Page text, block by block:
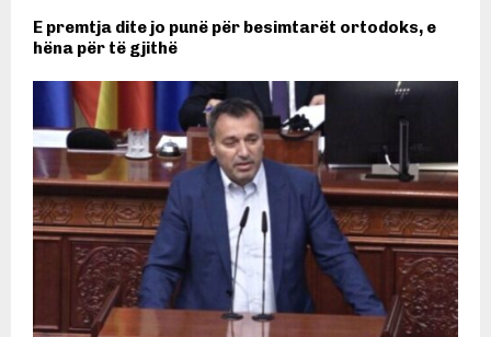
E premtja dite jo punë për besimtarët ortodoks, e
hëna për të gjithë